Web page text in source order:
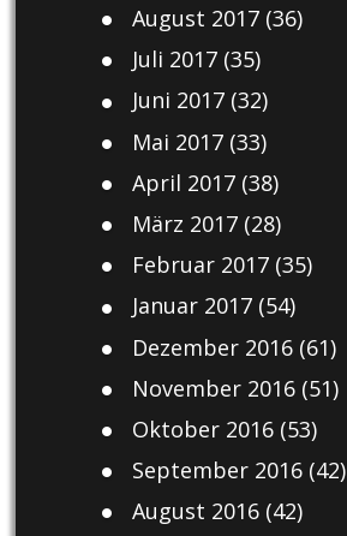
August 2017(36)
Juli 2017(35)
Juni 2017(32)
Mai 2017(33)
April 2017(38)
März 2017(28)
Februar 2017(35)
Januar 2017(54)
Dezember 2016(61)
November 2016(51)
Oktober 2016(53)
September 2016(42)
August 2016(42)